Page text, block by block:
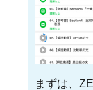
まずは、